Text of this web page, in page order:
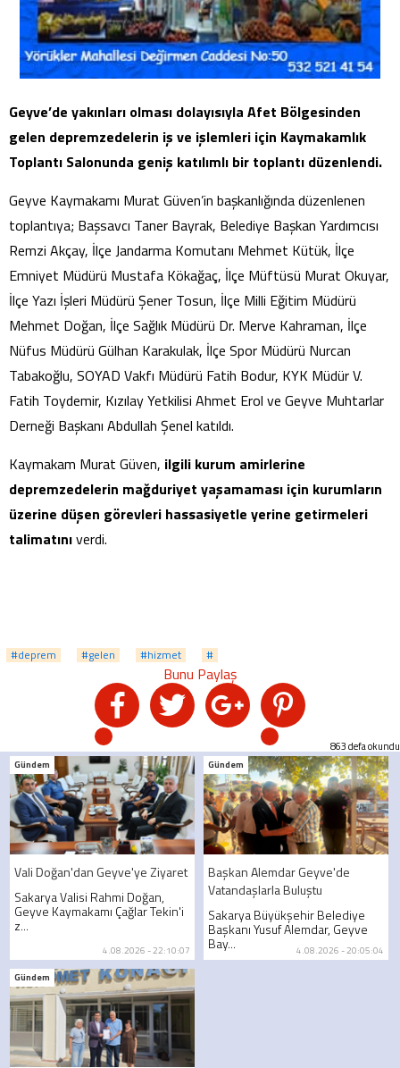
Geyve’de yakınları olması dolayısıyla Afet Bölgesinden
gelen depremzedelerin iş ve işlemleri için Kaymakamlık
Toplantı Salonunda geniş katılımlı bir toplantı düzenlendi.
Geyve Kaymakamı Murat Güven’in başkanlığında düzenlenen
toplantıya; Başsavcı Taner Bayrak, Belediye Başkan Yardımcısı
Remzi Akçay, İlçe Jandarma Komutanı Mehmet Kütük, İlçe
Emniyet Müdürü Mustafa Kökağaç, İlçe Müftüsü Murat Okuyar,
İlçe Yazı İşleri Müdürü Şener Tosun, İlçe Milli Eğitim Müdürü
Mehmet Doğan, İlçe Sağlık Müdürü Dr. Merve Kahraman, İlçe
Nüfus Müdürü Gülhan Karakulak, İlçe Spor Müdürü Nurcan
Tabakoğlu, SOYAD Vakfı Müdürü Fatih Bodur, KYK Müdür V.
Fatih Toydemir, Kızılay Yetkilisi Ahmet Erol ve Geyve Muhtarlar
Derneği Başkanı Abdullah Şenel katıldı.
Kaymakam Murat Güven, ilgili kurum amirlerine
depremzedelerin mağduriyet yaşamaması için kurumların
üzerine düşen görevleri hassasiyetle yerine getirmeleri
talimatınıverdi.
#deprem #gelen #hizmet #
863 defa okundu
Vali Doğan'dan Geyve'ye Ziyaret
Sakarya Valisi Rahmi Doğan,
Geyve Kaymakamı Çağlar Tekin'i
z...
Gündem
4.08.2026 - 22:10:07
Başkan Alemdar Geyve'de
Vatandaşlarla Buluştu
Sakarya Büyükşehir Belediye
Başkanı Yusuf Alemdar, Geyve
Bay...
Gündem
4.08.2026 - 20:05:04
Gündem